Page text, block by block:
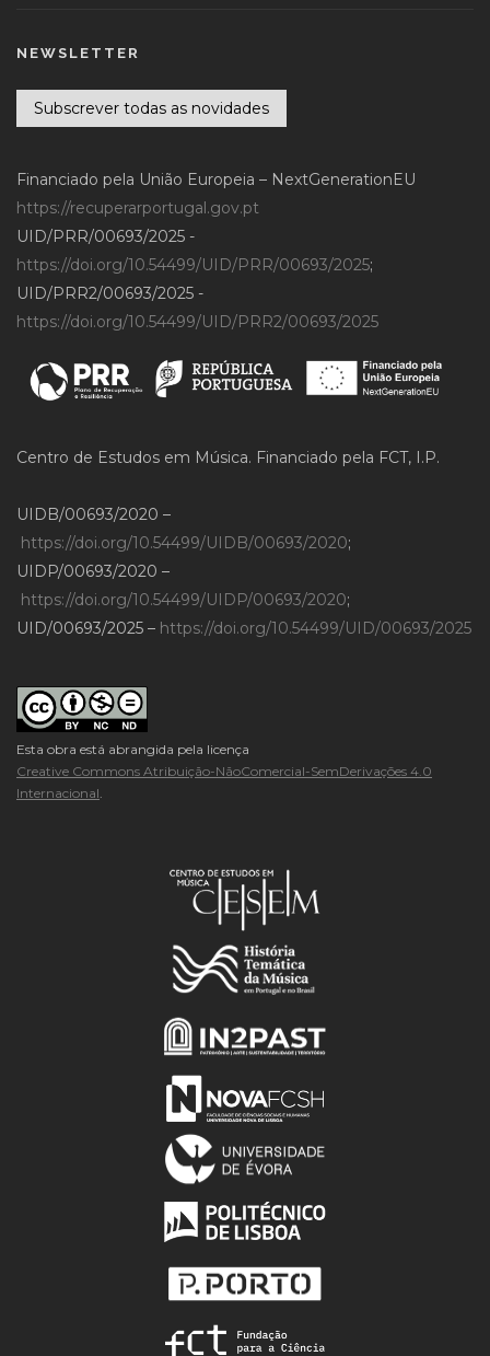
NEWSLETTER
Subscrever todas as novidades
Financiado pela União Europeia – NextGenerationEU
https://recuperarportugal.gov.pt
UID/PRR/00693/2025 -
https://doi.org/10.54499/UID/PRR/00693/2025;
UID/PRR2/00693/2025 -
https://doi.org/10.54499/UID/PRR2/00693/2025
Centro de Estudos em Música. Financiado pela FCT, I.P.
UIDB/00693/2020 –
https://doi.org/10.54499/UIDB/00693/2020;
UIDP/00693/2020 –
https://doi.org/10.54499/UIDP/00693/2020;
UID/00693/2025 – https://doi.org/10.54499/UID/00693/2025
Esta obra está abrangida pela licença
Creative Commons Atribuição-NãoComercial-SemDerivações 4.0
Internacional